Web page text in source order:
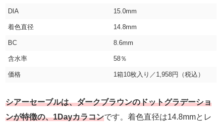
DIA 15.0mm
着色直径 14.8mm
BC 8.6mm
含水率 58％
価格 1箱10枚入り／1,958円（税込）
シアーセーブルは、ダークブラウンのドットグラデーショ
ンが特徴の、1Dayカラコンです。着色直径は14.8mmとレ